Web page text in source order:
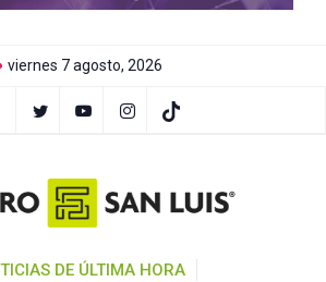
viernes 7 agosto, 2026
DE ÚLTIMA HORA